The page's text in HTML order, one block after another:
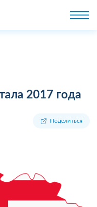
2017 года
Поделиться